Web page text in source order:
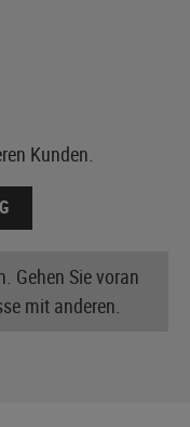
Kunden.
Gehen Sie voran
mit anderen.